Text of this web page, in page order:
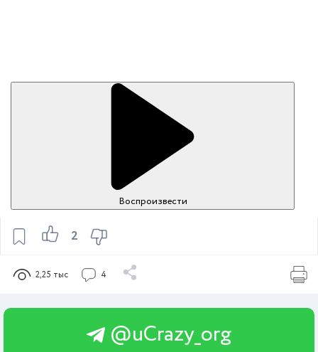
2
Воспроизвести
2,25 тыс 4
@uCrazy_org